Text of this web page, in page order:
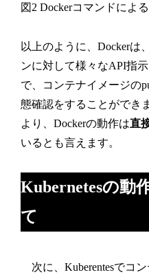
図2 Dockerコマンドによ
以上のように、Dockerは
ンに対して様々なAPI指
で、コンテナイメージの
態確認をすることができ
より、Dockerの動作は直
いるとも言えます。
Kubernetesの動
て
次に、Kuberentesでコ